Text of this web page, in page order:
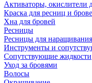
Активаторы, окислители
Краска для ресниц и
Хна для бровей
Ресницы
Ресницы для наращивания
Инструменты и
Сопутствующие жидкости
Уход за бровями
Волосы